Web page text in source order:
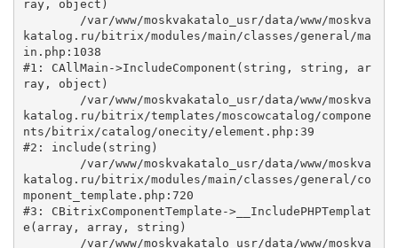
ray, object)
katalog.ru/bitrix/modules/main/classes/general/ma
in.php:1038
#1: CAllMain->IncludeComponent(string, string, ar
ray, object)
katalog.ru/bitrix/templates/moscowcatalog/compone
nts/bitrix/catalog/onecity/element.php:39
#2: include(string)
katalog.ru/bitrix/modules/main/classes/general/co
mponent_template.php:720
#3: CBitrixComponentTemplate->__IncludePHPTemplat
e(array, array, string)